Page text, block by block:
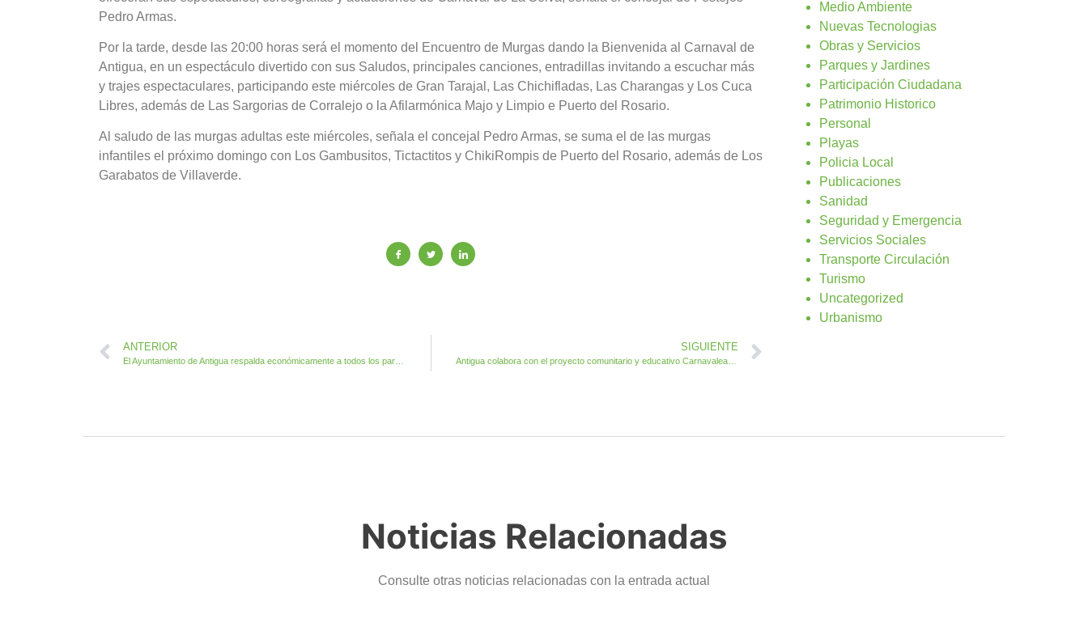
Pedro Armas.
Por la tarde, desde las 20:00 horas será el momento del Encuentro de Murgas dando la Bienvenida al Carnaval de
Antigua, en un espectáculo divertido con sus Saludos, principales canciones, entradillas invitando a escuchar más
y trajes espectaculares, participando este miércoles de Gran Tarajal, Las Chichifladas, Las Charangas y Los Cuca
Libres, además de Las Sargorias de Corralejo o la Afilarmónica Majo y Limpio e Puerto del Rosario.
Al saludo de las murgas adultas este miércoles, señala el concejal Pedro Armas, se suma el de las murgas
infantiles el próximo domingo con Los Gambusitos, Tictactitos y ChikiRompis de Puerto del Rosario, además de Los
Garabatos de Villaverde.
ANTERIOR SIGUIENTE
Antigua colabora con el proyecto comunitario y educativo Carnavaleando con Estela
Medio Ambiente
Nuevas Tecnologias
Obras y Servicios
Parques y Jardines
Participación Ciudadana
Patrimonio Historico
Personal
Playas
Policia Local
Publicaciones
Sanidad
Seguridad y Emergencia
Servicios Sociales
Transporte Circulación
Turismo
Uncategorized
Urbanismo
Noticias Relacionadas
Consulte otras noticias relacionadas con la entrada actual